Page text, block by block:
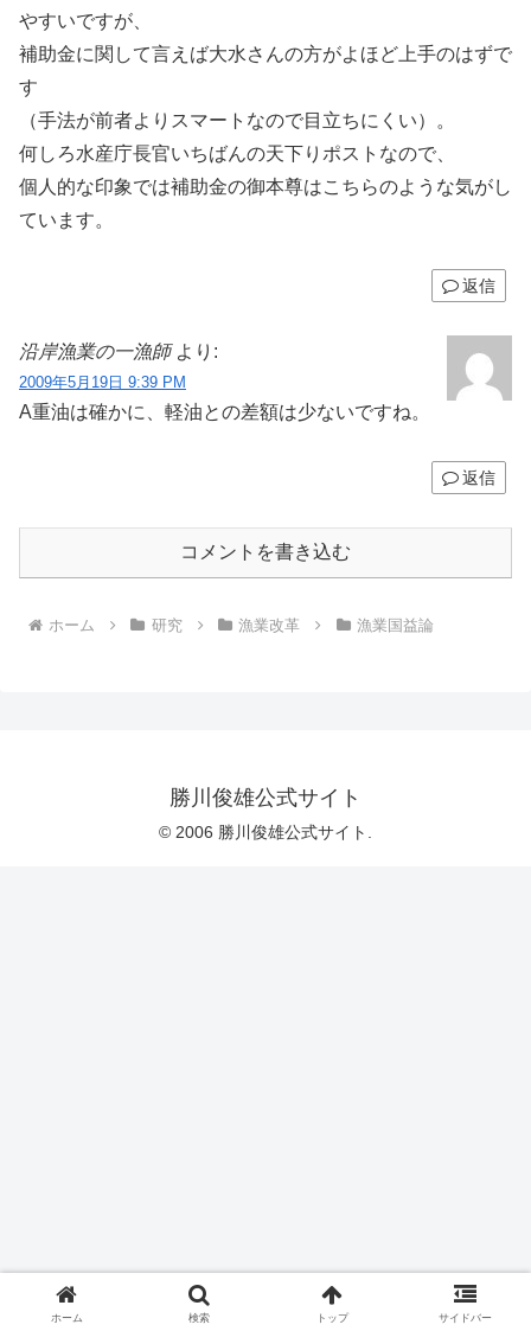
やすいですが、
補助金に関して言えば大水さんの方がよほど上手のはずで
す
（手法が前者よりスマートなので目立ちにくい）。
何しろ水産庁長官いちばんの天下りポストなので、
個人的な印象では補助金の御本尊はこちらのような気がし
ています。
返信
沿岸漁業の一漁師 より:
2009年5月19日 9:39 PM
A重油は確かに、軽油との差額は少ないですね。
返信
コメントを書き込む
ホーム 研究 漁業改革 漁業国益論
勝川俊雄公式サイト
© 2006 勝川俊雄公式サイト.
ホーム 検索 トップ サイドバー